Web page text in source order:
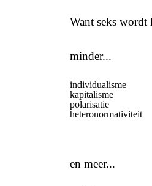
Want seks wordt
minder...
individualisme
kapitalisme
polarisatie
heteronormativiteit
en meer...